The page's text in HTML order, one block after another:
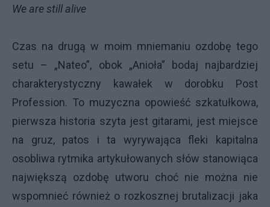
We are still alive
Czas na drugą w moim mniemaniu ozdobę tego
setu – „Nateo”, obok „Anioła” bodaj najbardziej
charakterystyczny kawałek w dorobku Post
Profession. To muzyczna opowieść szkatułkowa,
pierwsza historia szyta jest gitarami, jest miejsce
na gruz, patos i ta wyrywająca fleki kapitalna
osobliwa rytmika artykułowanych słów stanowiąca
największą ozdobę utworu choć nie można nie
wspomnieć również o rozkosznej brutalizacji jaka